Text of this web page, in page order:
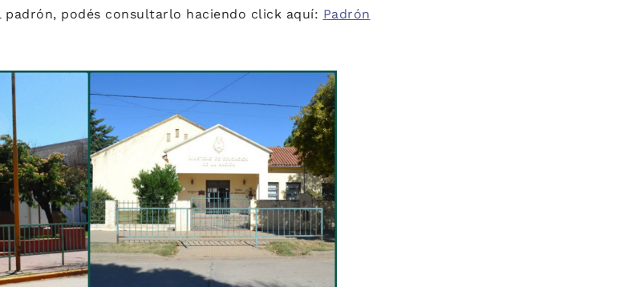
padrón, podés consultarlo haciendo click aquí: Padrón